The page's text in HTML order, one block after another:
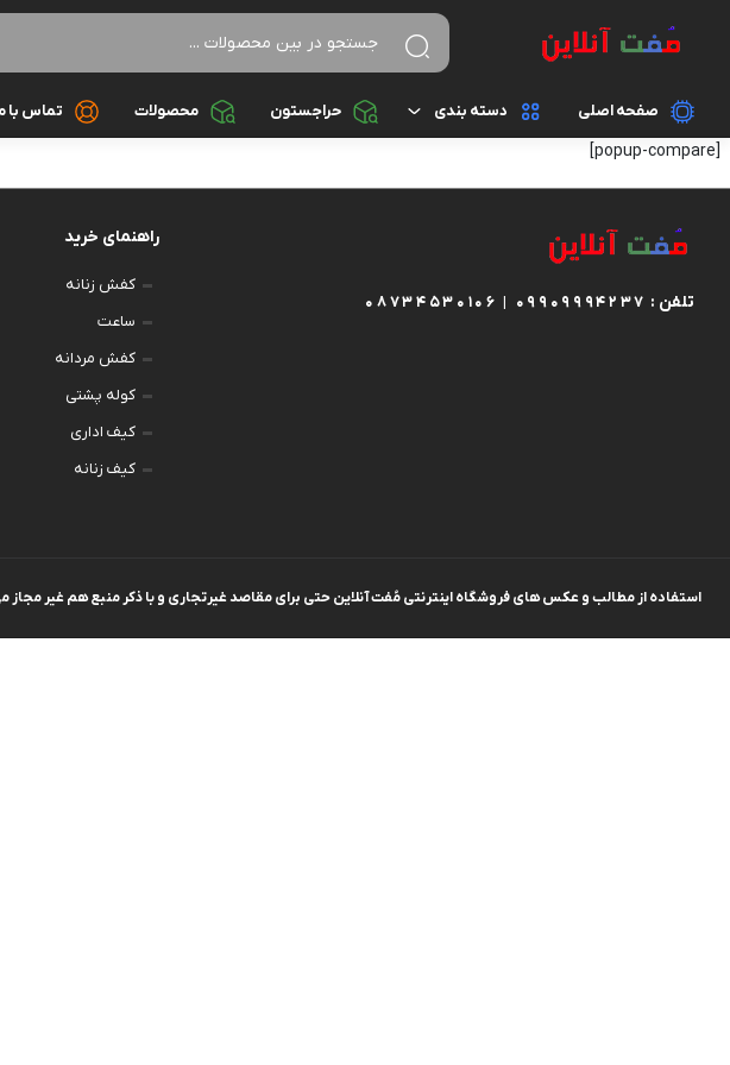
صفحه اصلی دسته بندی
بافت
تیشرت
سوئیشرت
دستبند
کیف اداری
حراجستون محصولات تماس با
[popup-compare]
تلفن : 08734530106 | 09909994237
راهنمای خرید
کفش زنانه
ساعت
کفش مردانه
کوله پشتی
کیف اداری
کیف زنانه
استفاده از مطالب و عکس های فروشگاه اینترنتی مُفت آنلاین حتی برای مقاصد غیرتجاری و با ذکر منبع هم غیر